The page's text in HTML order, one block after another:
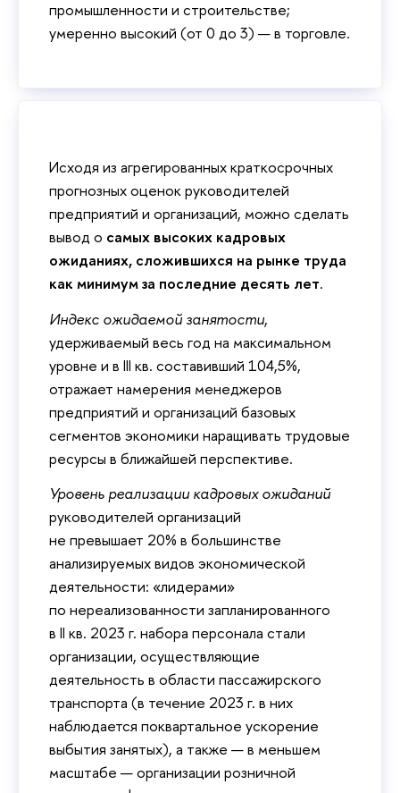
промышленности и строительстве;
умеренно высокий (от 0 до 3) — в торговле.
Исходя из агрегированных краткосрочных
прогнозных оценок руководителей
предприятий и организаций, можно сделать
вывод о самых высоких кадровых
ожиданиях, сложившихся на рынке труда
как минимум за последние десять лет.
Индекс ожидаемой занятости,
удерживаемый весь год на максимальном
уровне и в III кв. составивший 104,5%,
отражает намерения менеджеров
предприятий и организаций базовых
сегментов экономики наращивать трудовые
ресурсы в ближайшей перспективе.
Уровень реализации кадровых ожиданий
руководителей организаций
не превышает 20% в большинстве
анализируемых видов экономической
деятельности: «лидерами»
по нереализованности запланированного
в II кв. 2023 г. набора персонала стали
организации, осуществляющие
деятельность в области пассажирского
транспорта (в течение 2023 г. в них
наблюдается поквартальное ускорение
выбытия занятых), а также — в меньшем
масштабе — организации розничной